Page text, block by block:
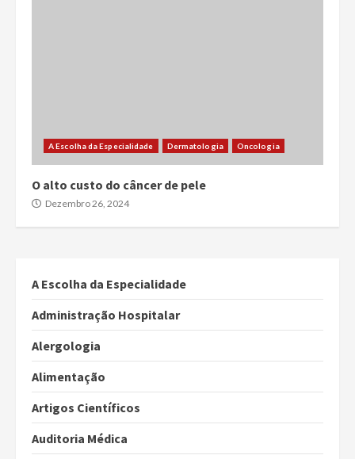
A Escolha da Especialidade Dermatologia Oncologia
O alto custo do câncer de pele
Dezembro 26, 2024
A Escolha da Especialidade
Administração Hospitalar
Alergologia
Alimentação
Artigos Científicos
Auditoria Médica